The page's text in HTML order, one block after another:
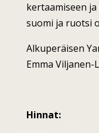
kertaamiseen
suomi ja ruotsi
Alkuperäisen
Emma Viljanen-
Hinnat: